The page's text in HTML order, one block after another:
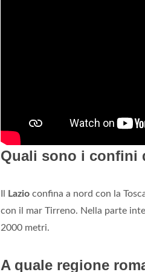
Quali sono i confini
Lazio confina a nord con la
con il mar Tirreno. Nella parte
2000 metri.
A quale regione